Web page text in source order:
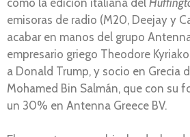
emisoras de radio (M20, Deejay y
acabar en manos del grupo
empresario griego Theodore
a Donald Trump, y socio en Grecia
Mohamed Bin Salmán, que con su
un 30% en Antenna Greece BV.